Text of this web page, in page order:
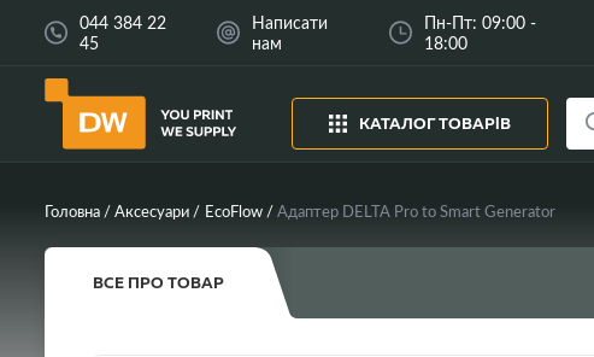
044 384 22
45
Написати
нам
Пн-Пт: 09:00 -
18:00
КАТАЛОГ ТОВАРІВ
Головна Аксесуари EcoFlow Адаптер DELTA Pro to Smart Generator
ВСЕ ПРО ТОВАР